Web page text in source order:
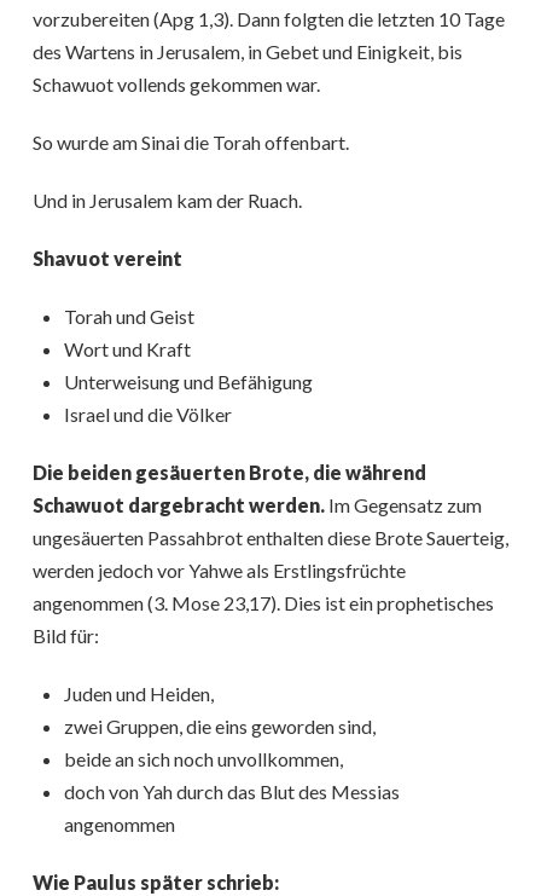
vorzubereiten (Apg 1,3). Dann folgten die letzten 10 Tage
des Wartens in Jerusalem, in Gebet und Einigkeit, bis
Schawuot vollends gekommen war.
So wurde am Sinai die Torah offenbart.
Und in Jerusalem kam der Ruach.
Shavuot vereint
Torah und Geist
Wort und Kraft
Unterweisung und Befähigung
Israel und die Völker
Die beiden gesäuerten Brote, die während
Schawuot dargebracht werden. Im Gegensatz zum
ungesäuerten Passahbrot enthalten diese Brote Sauerteig,
werden jedoch vor Yahwe als Erstlingsfrüchte
angenommen (3. Mose 23,17). Dies ist ein prophetisches
Bild für:
Juden und Heiden,
zwei Gruppen, die eins geworden sind,
beide an sich noch unvollkommen,
doch von Yah durch das Blut des Messias
angenommen
Wie Paulus später schrieb: